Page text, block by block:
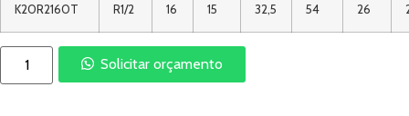
K20R2160T R1/2 16 15 32,5 54 26
Solicitar orçamento